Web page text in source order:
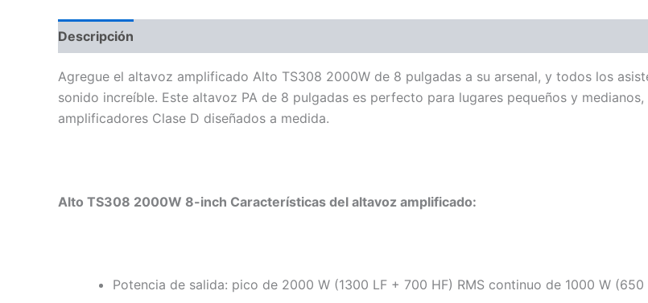
Descripción
Agregue el altavoz amplificado Alto TS308 2000W de 8 pulgadas a su arsenal, y todos los
sonido increíble. Este altavoz PA de 8 pulgadas es perfecto para lugares pequeños y
amplificadores Clase D diseñados a medida.
Alto TS308 2000W 8-inch Características del altavoz amplificado:
Potencia de salida: pico de 2000 W (1300 LF + 700 HF) RMS continuo de 1000 W (650